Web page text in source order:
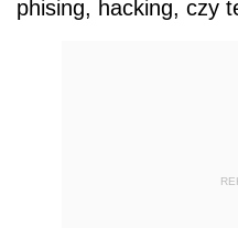
phising, hacking, czy